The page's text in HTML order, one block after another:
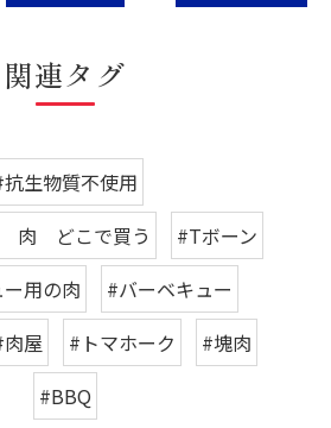
関連タグ
生物質不使用
肉 どこで買う
#Tボーン
用の肉
#バーベキュー
屋 #トマホーク
#塊肉
#BBQ